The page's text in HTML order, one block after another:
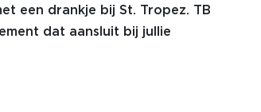
een drankje bij St. Tropez. TB
dat aansluit bij jullie